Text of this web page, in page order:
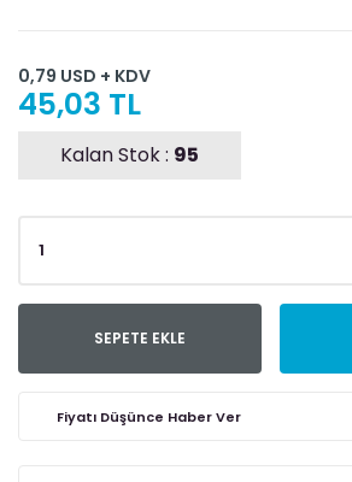
0,79 USD + KDV
45,03 TL
Kalan Stok : 95
SEPETE EKLE
Fiyatı Düşünce Haber Ver